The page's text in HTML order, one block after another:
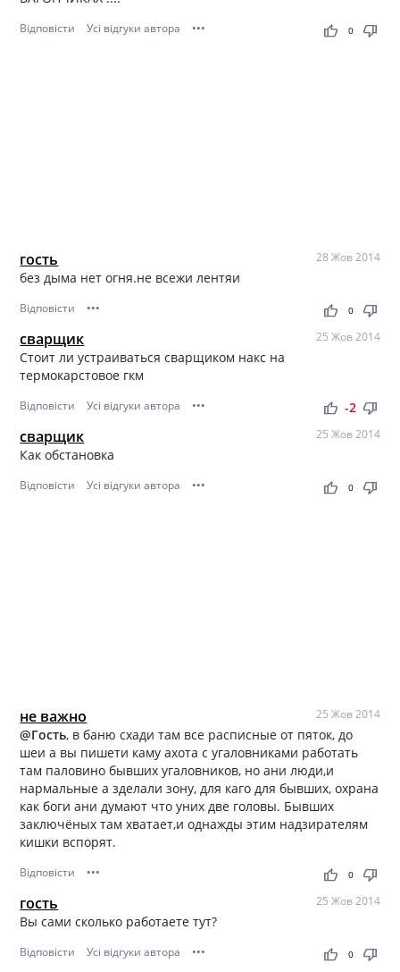
Відповісти Усі відгуки автора ••• thumb_up thumb_down
0
гость 28 Жов 2014
без дыма нет огня.не всежи лентяи
Відповісти ••• thumb_up thumb_down
0
сварщик 25 Жов 2014
Стоит ли устраиваться сварщиком накс на
термокарстовое гкм
Відповісти Усі відгуки автора ••• thumb_up thumb_down
-2
сварщик 25 Жов 2014
Как обстановка
Відповісти Усі відгуки автора ••• thumb_up thumb_down
0
не важно 25 Жов 2014
@Гость, в баню схади там все расписные от пяток, до
шеи а вы пишети каму ахота с угаловниками работать
там паловино бывших угаловников, но ани люди,и
нармальные а зделали зону, для каго для бывших, охрана
как боги ани думают что уних две головы. Бывших
заключёных там хватает,и однажды этим надзирателям
кишки вспорят.
Відповісти ••• thumb_up thumb_down
0
гость 25 Жов 2014
Вы сами сколько работаете тут?
Відповісти Усі відгуки автора ••• thumb_up thumb_down
0